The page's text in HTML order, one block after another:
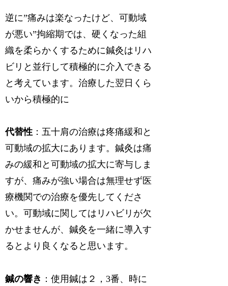
逆に”痛みは楽なったけど、可動域
が悪い”拘縮期では、硬くなった組
織を柔らかくするために鍼灸はリハ
ビリと並行して積極的に介入できる
と考えています。治療した翌日くら
いから積極的に
代替性 ：五十肩の治療は疼痛緩和と
可動域の拡大にあります。鍼灸は痛
みの緩和と可動域の拡大に寄与しま
すが、痛みが強い場合は無理せず医
療機関での治療を優先してくださ
い。可動域に関してはリハビリが欠
かせませんが、鍼灸を一緒に導入す
るとより良くなると思います。
鍼の響き ：使用鍼は２，3番、時に